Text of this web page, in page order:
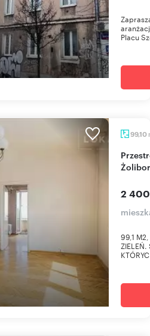
Placu
99,10
Przestronne 3-pokojowe mieszkanie z klimatem
2
99,1 M2,
ZIELEŃ.